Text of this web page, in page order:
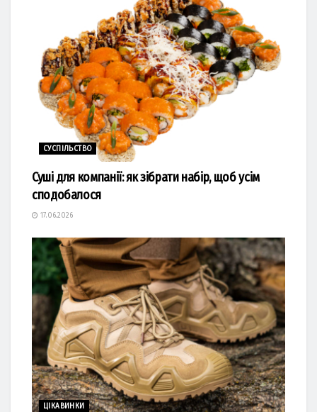
СУСПІЛЬСТВО
Суші для компанії: як зібрати набір, щоб усім
сподобалося
17.06.2026
ЦІКАВИНКИ